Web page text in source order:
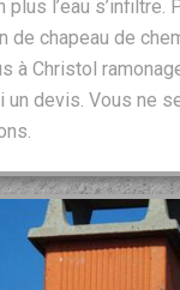
plus l’eau s’infiltre.
de chapeau de
à Christol
un devis. Vous ne